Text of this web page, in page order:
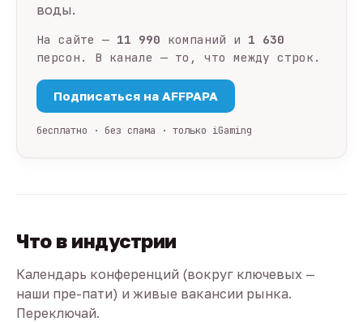
воды.
На сайте — 11 990 компаний и 1 630
персон. В канале — то, что между строк.
Подписаться на AFFPAPA
бесплатно · без спама · только iGaming
Что в индустрии
Календарь конференций (вокруг ключевых —
наши пре-пати) и живые вакансии рынка.
Переключай.